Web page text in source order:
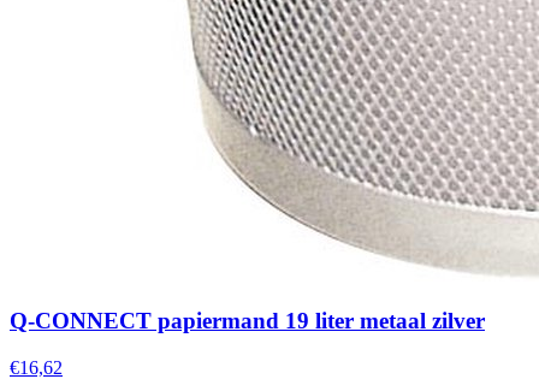
Q-CONNECT papiermand 19 liter metaal zilver
€16,62